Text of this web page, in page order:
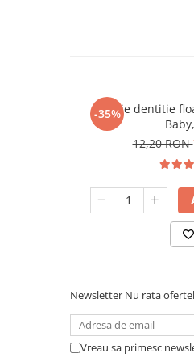
-35%
Jucarie dentitie
12,20 RON
Newsletter Nu rata
Vreau sa primesc